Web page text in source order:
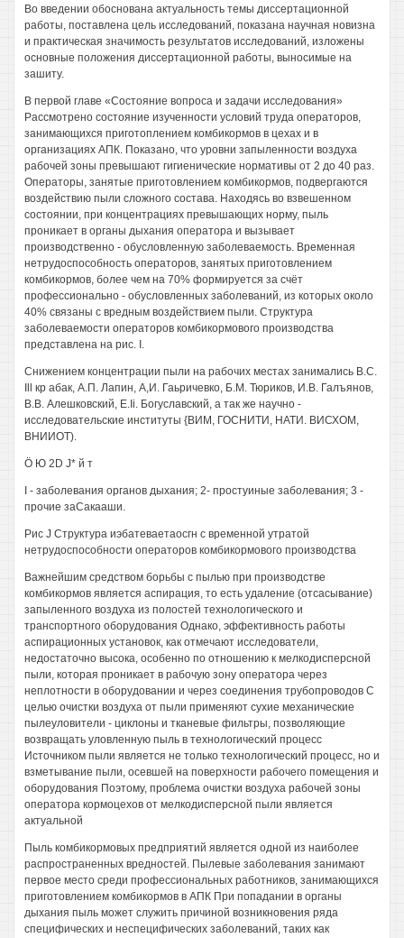
Во введении обоснована актуальность темы диссертационной
работы, поставлена цель исследований, показана научная новизна
и практическая значимость результатов исследований, изложены
основные положения диссертационной работы, выносимые на
зашиту.
В первой главе «Состояние вопроса и задачи исследования»
Рассмотрено состояние изученности условий труда операторов,
занимающихся приготоплением комбикормов в цехах и в
организациях АПК. Показано, что уровни запыленности воздуха
рабочей зоны превышают гигиенические нормативы от 2 до 40 раз.
Операторы, занятые приготовлением комбикормов, подвергаются
воздействию пыли сложного состава. Находясь во взвешенном
состоянии, при концентрациях превышающих норму, пыль
проникает в органы дыхания оператора и вызывает
производственно - обусловленную заболеваемость. Временная
нетрудоспособность операторов, занятых приготовлением
комбикормов, более чем на 70% формируется за счёт
профессионально - обусловленных заболеваний, из которых около
40% связаны с вредным воздействием пыли. Структура
заболеваемости операторов комбикормового производства
представлена на рис. I.
Снижением концентрации пыли на рабочих местах занимались B.C.
Ill кр абак, А.П. Лапин, А,И. Гаьричевко, Б.М. Тюриков, И.В. Галъянов,
В.В. Алешковский, E.Ii. Богуславский, а так же научно -
исследовательские институты {ВИМ, ГОСНИТИ, НАТИ. ВИСХОМ,
ВНИИОТ).
Ö Ю 2D J* й т
I - заболевания органов дыхания; 2- простуиные заболевания; 3 -
прочие заСакааши.
Рис J Структура иэбатеваетаосгн с временной утратой
нетрудоспособности операторов комбикормового производства
Важнейшим средством борьбы с пылью при производстве
комбикормов является аспирация, то есть удаление (отсасывание)
запыленного воздуха из полостей технологического и
транспортного оборудования Однако, эффективность работы
аспирационных установок, как отмечают исследователи,
недостаточно высока, особенно по отношению к мелкодисперсной
пыли, которая проникает в рабочую зону оператора через
неплотности в оборудовании и через соединения трубопроводов С
целью очистки воздуха от пыли применяют сухие механические
пылеуловители - циклоны и тканевые фильтры, позволяющие
возвращать уловленную пыль в технологический процесс
Источником пыли является не только технологический процесс, но и
взметывание пыли, осевшей на поверхности рабочего помещения и
оборудования Поэтому, проблема очистки воздуха рабочей зоны
оператора кормоцехов от мелкодисперсной пыли является
актуальной
Пыль комбикормовых предприятий является одной из наиболее
распространенных вредностей. Пылевые заболевания занимают
первое место среди профессиональных работников, занимающихся
приготовлением комбикормов в АПК При попадании в органы
дыхания пыль может служить причиной возникновения ряда
специфических и неспецифических заболеваний, таких как